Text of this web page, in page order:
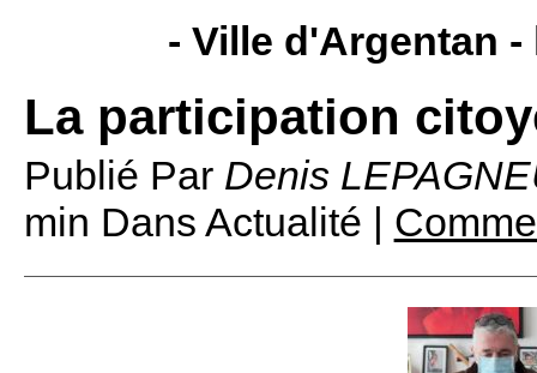
- Ville d'Argentan -
La participation
Publié Par Denis
min Dans Actualité |